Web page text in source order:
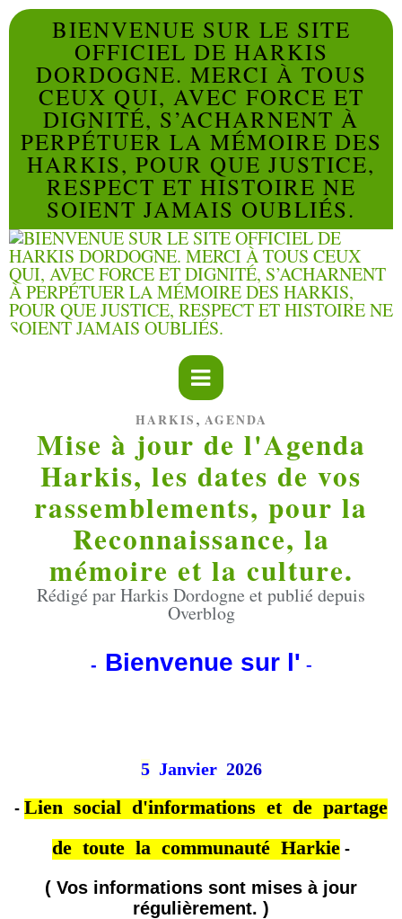
BIENVENUE SUR LE SITE
OFFICIEL DE HARKIS
DORDOGNE. MERCI À TOUS
CEUX QUI, AVEC FORCE ET
DIGNITÉ, S’ACHARNENT À
PERPÉTUER LA MÉMOIRE DES
HARKIS, POUR QUE JUSTICE,
RESPECT ET HISTOIRE NE
SOIENT JAMAIS OUBLIÉS.
HARKIS , AGENDA
Mise à jour de l'Agenda
Harkis, les dates de vos
rassemblements, pour la
Reconnaissance, la
mémoire et la culture.
Rédigé par Harkis Dordogne et publié depuis
Overblog
- Bienvenue sur l' -
5Janvier 2026
- Lien social d'informations et de partage
de toute la communauté Harkie -
( Vos informations sont mises à jour
régulièrement. )